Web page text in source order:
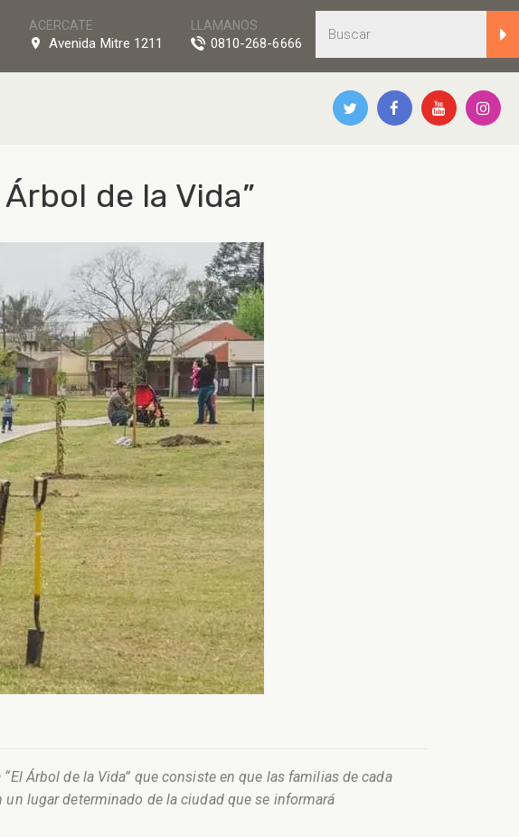
LLAMANOS
0810-268-6666
ACERCATE
Avenida Mitre 1211
de la Vida”
Árbol de la Vida” que consiste en que las familias de cada
lugar determinado de la ciudad que se informará